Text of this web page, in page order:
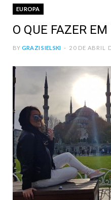
EUROPA
O QUE FAZER
BY GRAZI SIELSKI 20 DE ABRIL